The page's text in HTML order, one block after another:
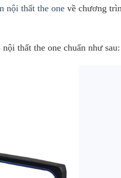
nội thất the one về chương
thất the one chuẩn như sau: